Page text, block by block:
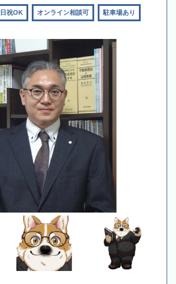
祝OK オンライン相談可 駐車場あり